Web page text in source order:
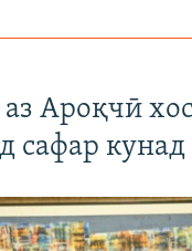
Ароқчӣ
сафар кунад